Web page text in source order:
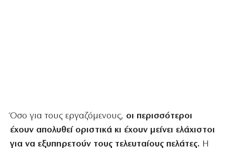
Όσο για τους εργαζόμενους, οι περισσότεροι
έχουν απολυθεί οριστικά κι έχουν μείνει ελάχιστοι
για να εξυπηρετούν τους τελευταίους πελάτες. Η